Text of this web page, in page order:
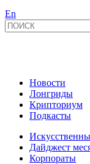
En
Новости
Лонгриды
Крипториум
Подкасты
Дайджест
Корпораты